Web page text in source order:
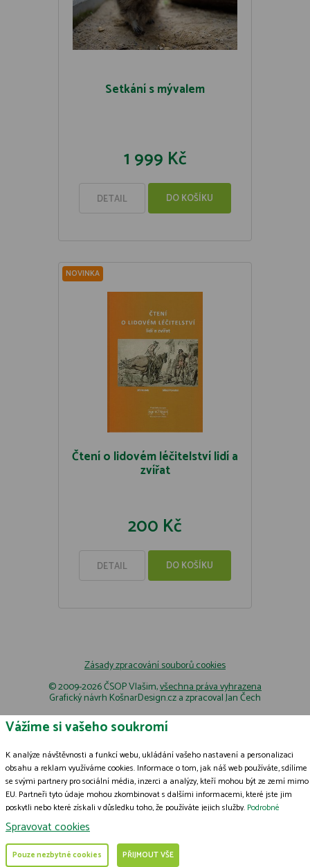
Setkání s mývalem
1 999 Kč
DETAIL DO KOŠÍKU
NOVINKA
Čtení o lidovém léčitelství lidí a
zvířat
200 Kč
DETAIL DO KOŠÍKU
© 2009-2026 ČSOP Vlašim,všechna práva vyhrazena
Zásady zpracování souborů cookies
Grafický návrhKošnarDesign.cza zpracovalJan Čech
Vážíme si vašeho soukromí
K analýze návštěvnosti a funkcí webu, ukládání vašeho nastavení a personalizaci
obsahu a reklam využíváme cookies. Informace o tom, jak náš web používáte, sdílíme
se svými partnery pro sociální média, inzerci a analýzy, kteří mohou být ze zemí mimo
EU. Partneři tyto údaje mohou zkombinovat s dalšími informacemi, které jste jim
poskytli nebo které získali v důsledku toho, že používáte jejich služby. Podrobné
informace
Spravovat cookies
Pouze nezbytné cookies PŘIJMOUT VŠE